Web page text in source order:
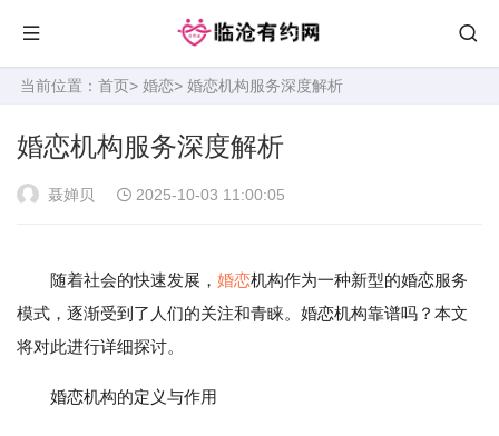
当前位置： 首页> 婚恋> 婚恋机构服务深度解析
婚恋机构服务深度解析
聂婵贝 2025-10-03 11:00:05
随着社会的快速发展， 婚恋机构作为一种新型的婚恋服务
模式，逐渐受到了人们的关注和青睐。婚恋机构靠谱吗？本文
将对此进行详细探讨。
婚恋机构的定义与作用